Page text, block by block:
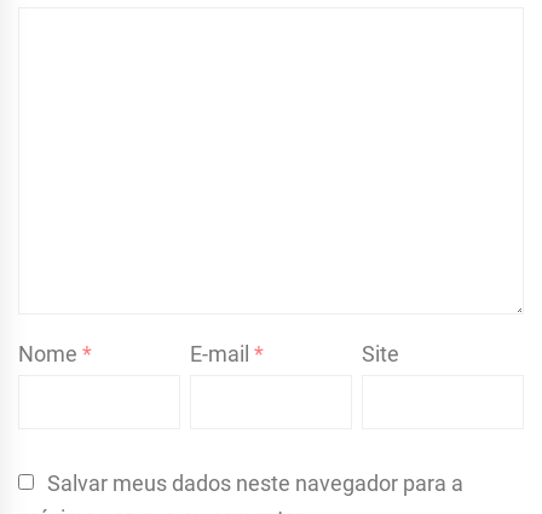
Nome * E-mail* Site
Salvar meus dados neste navegador para a